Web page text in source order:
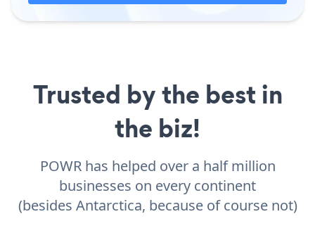
Trusted by the best in
the biz!
POWR has helped over a half million
businesses on every continent
(besides Antarctica, because of course not)